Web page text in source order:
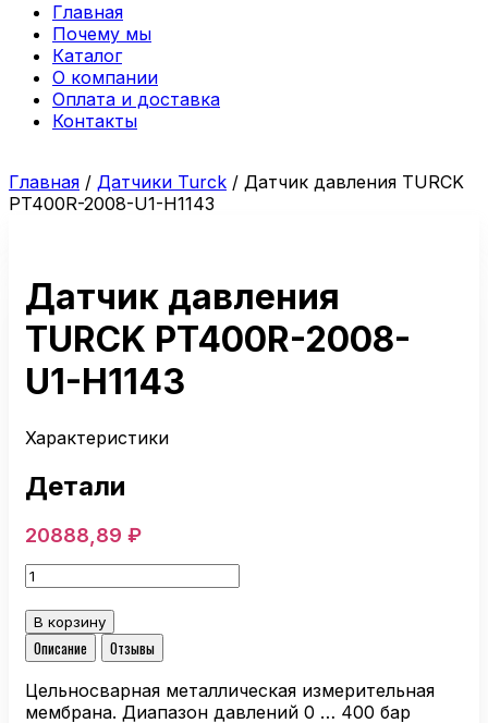
Главная
Почему мы
Каталог
О компании
Оплата и доставка
Контакты
Главная / Датчики Turck / Датчик давления TURCK
PT400R-2008-U1-H1143
Датчик давления
TURCK PT400R-2008-
U1-H1143
Характеристики
Детали
20888,89 ₽
Количество
товара
Датчик
давления
TURCK
PT400R-
2008-
В корзину
Описание
Отзывы
Цельносварная металлическая измерительная
мембрана. Диапазон давлений 0 … 400 бар